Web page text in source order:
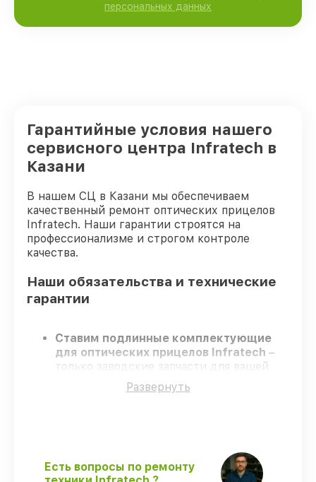
персональных данных
Гарантийные условия нашего
сервисного центра Infratech в
Казани
В нашем СЦ в Казани мы обеспечиваем
качественный ремонт оптических прицелов
Infratech. Наши гарантии строятся на
профессионализме и строгом контроле
качества.
Наши обязательства и технические
гарантии
Ставим подлинные комплектующие
для оптических прицелов Infratech –
только заводские запчасти для вашей
Опытные инженеры– проходят
– ремонт оптических
прицелов Infratech в оговоренные сроки.
Развернуть
Есть вопросы по ремонту